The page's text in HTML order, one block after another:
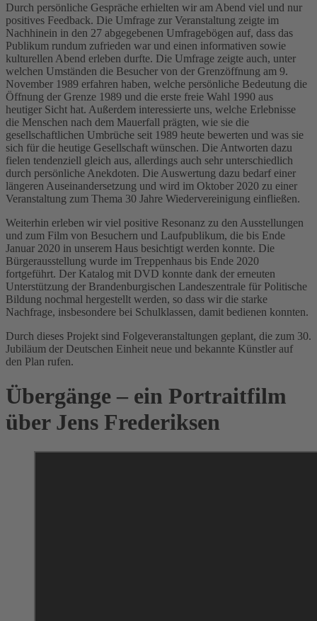
Durch persönliche Gespräche erhielten wir am Abend viel und nur
positives Feedback. Die Umfrage zur Veranstaltung zeigte im
Nachhinein in den 27 abgegebenen Umfragebögen auf, dass das
Publikum rundum zufrieden war und einen informativen sowie
kulturellen Abend erleben durfte. Die Umfrage zeigte auch, unter
welchen Umständen die Besucher von der Grenzöffnung am 9.
November 1989 erfahren haben, welche persönliche Bedeutung die
Öffnung der Grenze 1989 und die erste freie Wahl 1990 aus
heutiger Sicht hat. Außerdem interessierte uns, welche Erlebnisse
die Menschen nach dem Mauerfall prägten, wie sie die
gesellschaftlichen Umbrüche seit 1989 heute bewerten und was sie
sich für die heutige Gesellschaft wünschen. Die Antworten dazu
fielen tendenziell gleich aus, allerdings auch sehr unterschiedlich
durch persönliche Anekdoten. Die Auswertung dazu bedarf einer
längeren Auseinandersetzung und wird im Oktober 2020 zu einer
Veranstaltung zum Thema 30 Jahre Wiedervereinigung einfließen.
Weiterhin erleben wir viel positive Resonanz zu den Ausstellungen
und zum Film von Besuchern und Laufpublikum, die bis Ende
Januar 2020 in unserem Haus besichtigt werden konnte. Die
Bürgerausstellung wurde im Treppenhaus bis Ende 2020
fortgeführt. Der Katalog mit DVD konnte dank der erneuten
Unterstützung der Brandenburgischen Landeszentrale für Politische
Bildung nochmal hergestellt werden, so dass wir die starke
Nachfrage, insbesondere bei Schulklassen, damit bedienen konnten.
Durch dieses Projekt sind Folgeveranstaltungen geplant, die zum 30.
Jubiläum der Deutschen Einheit neue und bekannte Künstler auf
den Plan rufen.
Übergänge – ein Portraitfilm
über Jens Frederiksen